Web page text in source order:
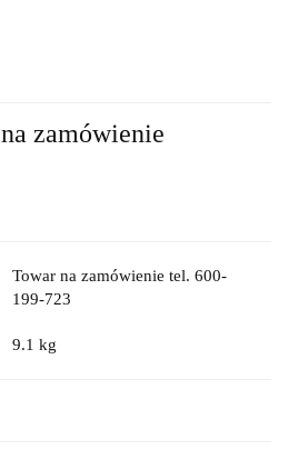
zamówienie
Towar na zamówienie tel. 600-
199-723
9.1 kg